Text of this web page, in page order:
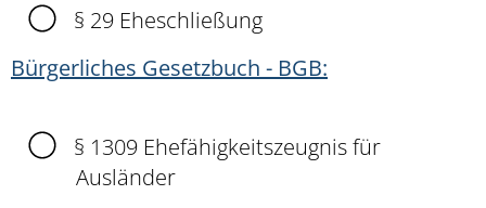
§ 29 Eheschließung
Bürgerliches Gesetzbuch - BGB:
§ 1309 Ehefähigkeitszeugnis für
Ausländer